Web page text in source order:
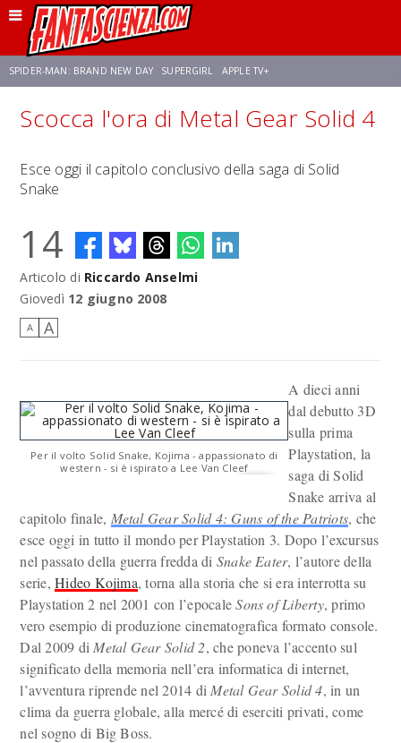
SPIDER-MAN: BRAND NEW DAY SUPERGIRL APPLE TV+
FRANCO RICCIARDIELLO ZENDAYA STAR TREK AVENGERS: DOOMSDAY
NETFLIX SADIE SINK
Scocca l'ora di Metal Gear Solid 4
Esce oggi il capitolo conclusivo della saga di Solid
Snake
14
Articolo di Riccardo Anselmi
Giovedì 12 giugno 2008
A A
Per il volto Solid Snake, Kojima - appassionato di
western - si è ispirato a Lee Van Cleef
A dieci anni
dal debutto 3D
sulla prima
Playstation, la
saga di Solid
Snake arriva al
capitolo finale, Metal Gear Solid 4: Guns of the Patriots, che
esce oggi in tutto il mondo per Playstation 3. Dopo l’excursus
nel passato della guerra fredda di Snake Eater, l’autore della
serie,Hideo Kojima, torna alla storia che si era interrotta su
Playstation 2 nel 2001 con l’epocaleSons of Liberty, primo
vero esempio di produzione cinematografica formato console.
Dal 2009 di Metal Gear Solid 2, che poneva l’accento sul
significato della memoria nell’era informatica di internet,
l’avventura riprende nel 2014 di Metal Gear Solid 4, in un
clima da guerra globale, alla mercé di eserciti privati, come
nel sogno di Big Boss.